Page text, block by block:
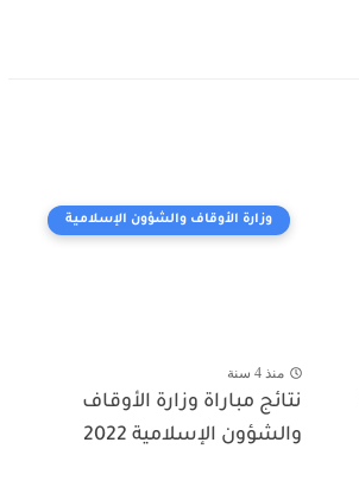
وزارة الأوقاف والشؤون الإسلامية
منذ 4 سنة
نتائج مباراة وزارة الأوقاف
والشؤون الإسلامية 2022